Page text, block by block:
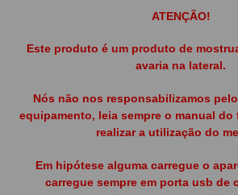
ATENÇÃO!
Este produto é um produto de
avaria na lateral.
Nós não nos responsabilizamos
equipamento, leia sempre o manual
realizar a utilização do
Em hipótese alguma carregue o
carregue sempre em porta usb de